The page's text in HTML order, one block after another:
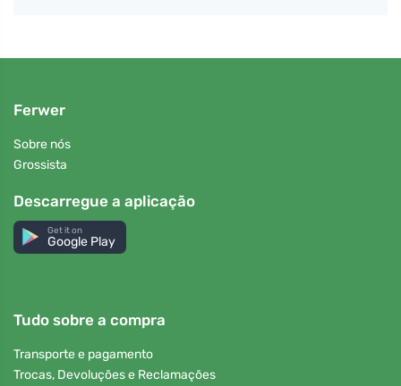
Ferwer
Sobre nós
Grossista
Descarregue a aplicação
Get it on
Google Play
Tudo sobre a compra
Transporte e pagamento
Trocas, Devoluções e Reclamações